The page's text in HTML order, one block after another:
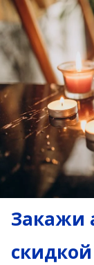
Закажи
скидкой